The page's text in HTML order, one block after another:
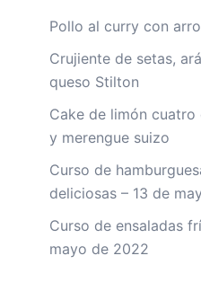
Pollo al curry con
Crujiente de setas,
queso Stilton
Cake de limón
y merengue suizo
Curso de
deliciosas – 13 de
Curso de ensaladas
mayo de 2022